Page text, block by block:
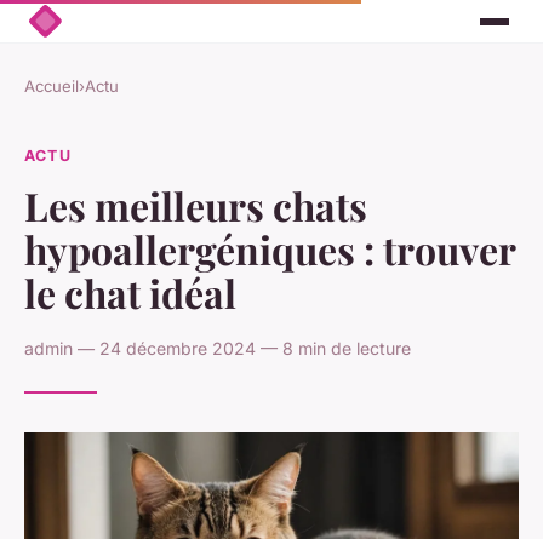
Accueil›Actu
ACTU
Les meilleurs chats
hypoallergéniques : trouver
le chat idéal
admin — 24 décembre 2024 — 8 min de lecture